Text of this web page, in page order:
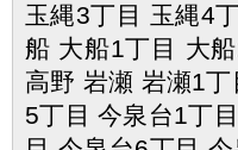
玉縄3丁目 玉縄4
船 大船1丁目 大
高野 岩瀬 岩瀬1
5丁目 今泉台1丁